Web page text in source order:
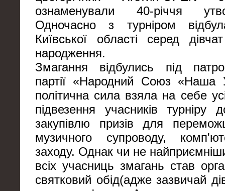
ознаменували 40-річчя
Одночасно з турніром
Київської області серед
народження.
Змагання відбулись під
партії «Народний Союз «Наша
політична сила взяла на себе
підвезення учасників турніру
закупівлю призів для
музичного супроводу,
заходу. Однак чи не
всіх учасниць змагань став
святковий обід(адже зазвичай